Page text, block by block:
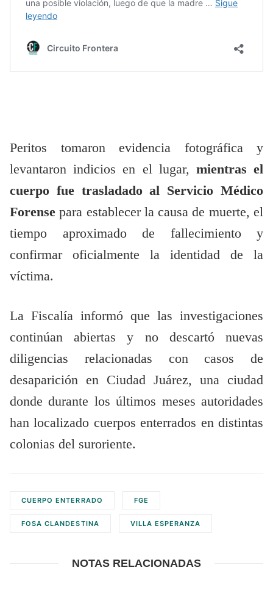
Peritos tomaron evidencia fotográfica y
levantaron indicios en el lugar, mientras el
cuerpo fue trasladado al Servicio Médico
Forensepara establecer la causa de muerte, el
tiempo aproximado de fallecimiento y
confirmar oficialmente la identidad de la
víctima.
La Fiscalía informó que las investigaciones
continúan abiertas y no descartó nuevas
diligencias relacionadas con casos de
desaparición en Ciudad Juárez, una ciudad
donde durante los últimos meses autoridades
han localizado cuerpos enterrados en distintas
colonias del suroriente.
CUERPO ENTERRADO FGE
FOSA CLANDESTINA VILLA ESPERANZA
NOTAS RELACIONADAS